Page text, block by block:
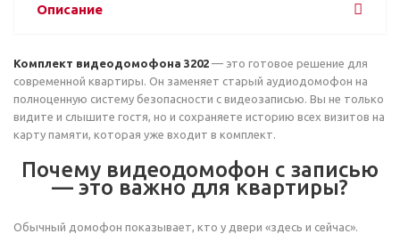
Описание
Комплект видеодомофона 3202 — это готовое решение для
современной квартиры. Он заменяет старый аудиодомофон на
полноценную систему безопасности с видеозаписью. Вы не только
видите и слышите гостя, но и сохраняете историю всех визитов на
карту памяти, которая уже входит в комплект.
Почему видеодомофон с записью
— это важно для квартиры?
Обычный домофон показывает, кто у двери «здесь и сейчас».